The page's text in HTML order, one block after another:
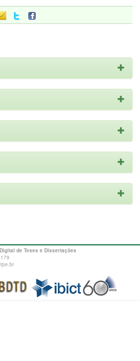
de Teses e Dissertações